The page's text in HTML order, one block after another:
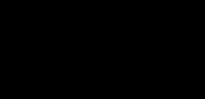
NEXT 036 (ТЦ «СІМ’Я»,